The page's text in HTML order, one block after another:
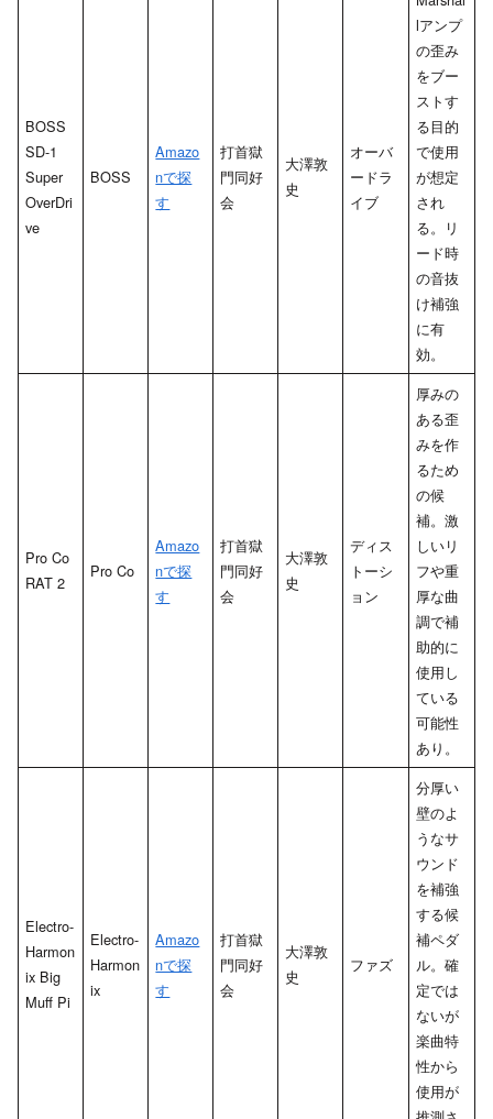
BOSS
SD-1
Super
OverDri
ve
BOSS
Amazo
nで探
す
打首獄
門同好
会
大澤敦
史
オーバ
ードラ
イブ
lアンプ
の歪み
をブー
ストす
る目的
で使用
が想定
され
る。リ
ード時
の音抜
け補強
に有
効。
Pro Co
RAT 2
Pro Co
Amazo
nで探
す
打首獄
門同好
会
大澤敦
史
ディス
トーシ
ョン
厚みの
ある歪
みを作
るため
の候
補。激
しいリ
フや重
厚な曲
調で補
助的に
使用し
ている
可能性
あり。
Electro-
Harmon
ix Big
Muff Pi
Electro-
Harmon
ix
Amazo
nで探
す
打首獄
門同好
会
大澤敦
史
ファズ
分厚い
壁のよ
うなサ
ウンド
を補強
する候
補ペダ
ル。確
定では
ないが
楽曲特
性から
使用が